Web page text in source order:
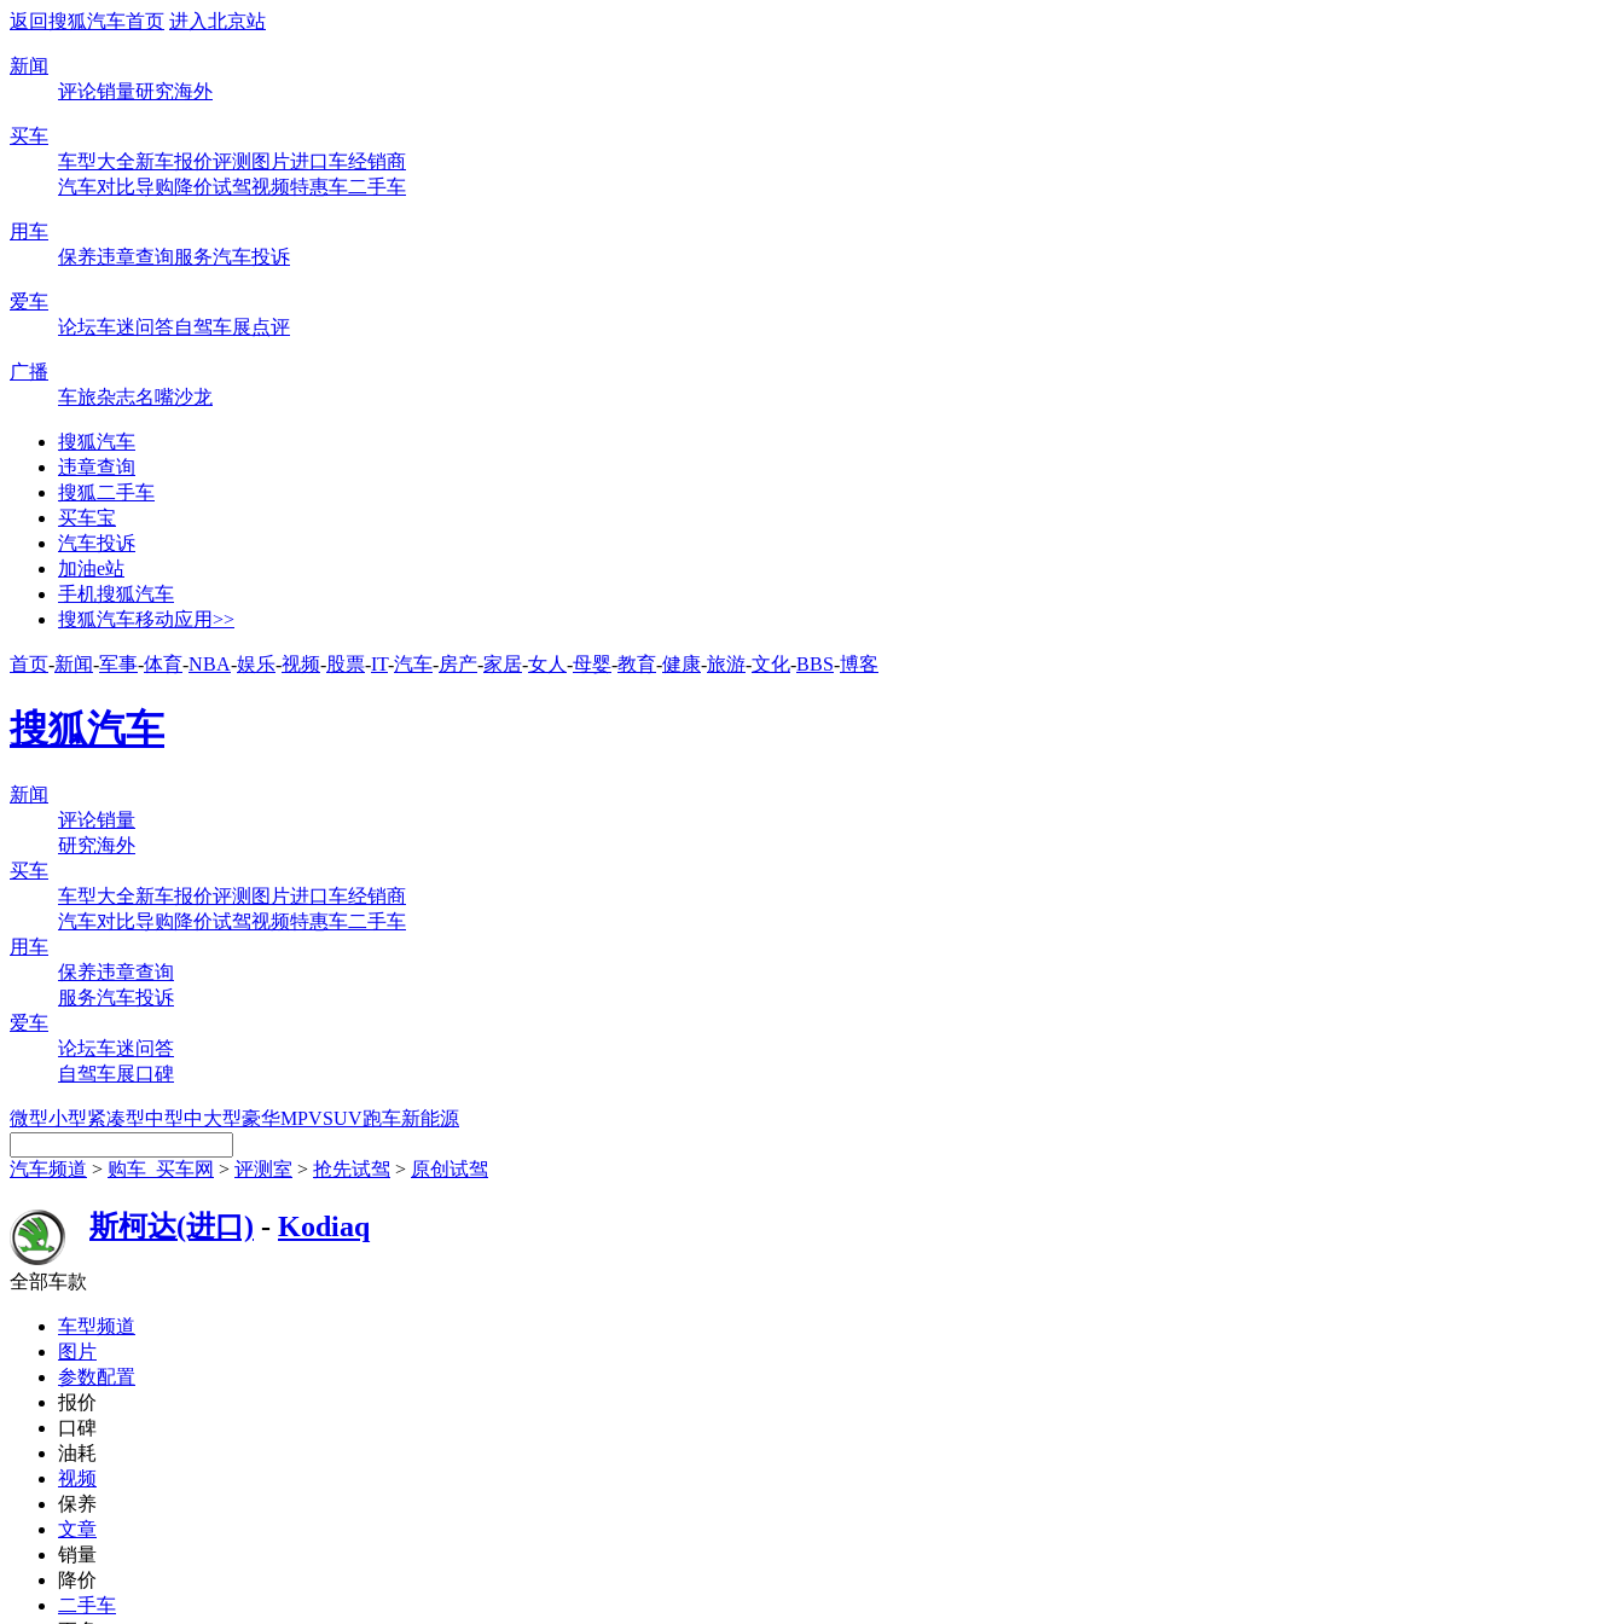
返回搜狐汽车首页 进入北京站
新闻
评论销量研究海外
买车
车型大全新车报价评测 图片进口车经销商
汽车对比导购降价试驾视频特惠车二手车
用车
保养违章查询服务汽车投诉
爱车
论坛车迷问答自驾车展点评
广播
车旅杂志名嘴沙龙
搜狐汽车
违章查询
搜狐二手车
买车宝
汽车投诉
加油e站
手机搜狐汽车
搜狐汽车移动应用>>
首页-新闻-军事-体育-NBA-娱乐-视频-股票-IT-汽车-房产-家居-女人 -母婴-教育-健康-旅游-文化-BBS-博客
搜狐汽车
新闻
评论销量
研究海外
买车
车型大全新车报价评测 图片进口车经销商
汽车对比导购降价试驾视频特惠车二手车
用车
保养违章查询
服务汽车投诉
爱车
论坛车迷问答
自驾车展口碑
微型小型紧凑型中型中大型豪华MPVSUV跑车新能源
汽车频道 > 购车_买车网 > 评测室 > 抢先试驾 > 原创试驾
斯柯达(进口) - Kodiaq
全部车款
车型频道
图片
参数配置
报价
口碑
油耗
视频
保养
文章
销量
降价
二手车